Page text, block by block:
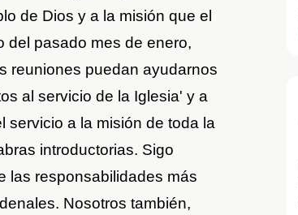
de Dios y a la misión que el
del pasado mes de enero,
reuniones puedan ayudarnos
al servicio de la Iglesia' y a
servicio a la misión de toda la
introductorias. Sigo
las responsabilidades más
Nosotros también,